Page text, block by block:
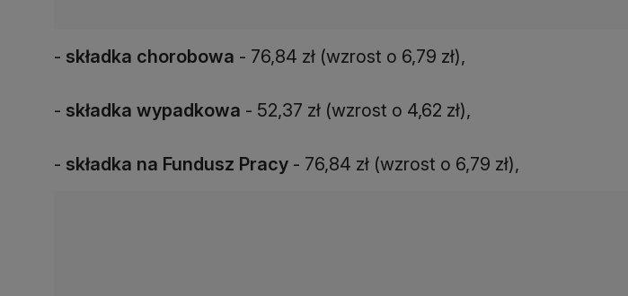
- składka chorobowa - 76,84 zł (wzrost o 6,79 zł),
- składka wypadkowa - 52,37 zł (wzrost o 4,62 zł),
- składka na Fundusz Pracy - 76,84 zł (wzrost o 6,79 zł),